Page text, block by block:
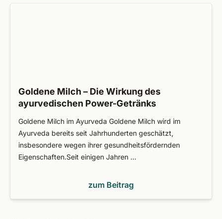
Goldene Milch – Die Wirkung des
ayurvedischen Power-Getränks
Goldene Milch im Ayurveda Goldene Milch wird im
Ayurveda bereits seit Jahrhunderten geschätzt,
insbesondere wegen ihrer gesundheitsfördernden
Eigenschaften.Seit einigen Jahren …
zum Beitrag